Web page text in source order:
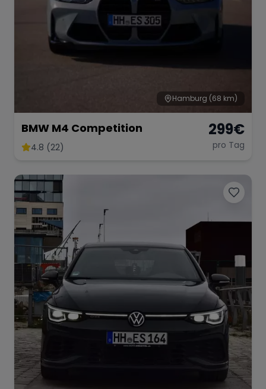
Hamburg (68 km)
BMW M4 Competition
4.8 (22)
299€
pro Tag